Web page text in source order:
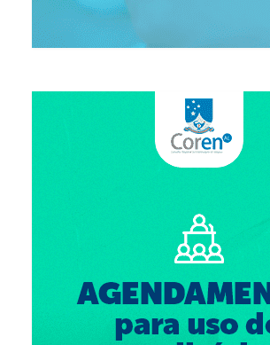
Resoluções
Desagravo Público
Censura Pública
Suspensão do Exercício
Procedimento para registro
Valores dos serviços
Reserva de auditório